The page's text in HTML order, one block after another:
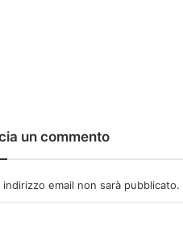
un commento
indirizzo email non sarà pubblicato.